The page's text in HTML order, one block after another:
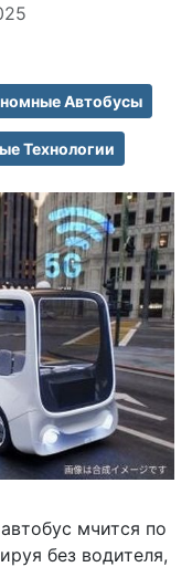
Автобусы
Технологии
мчится по
без водителя,